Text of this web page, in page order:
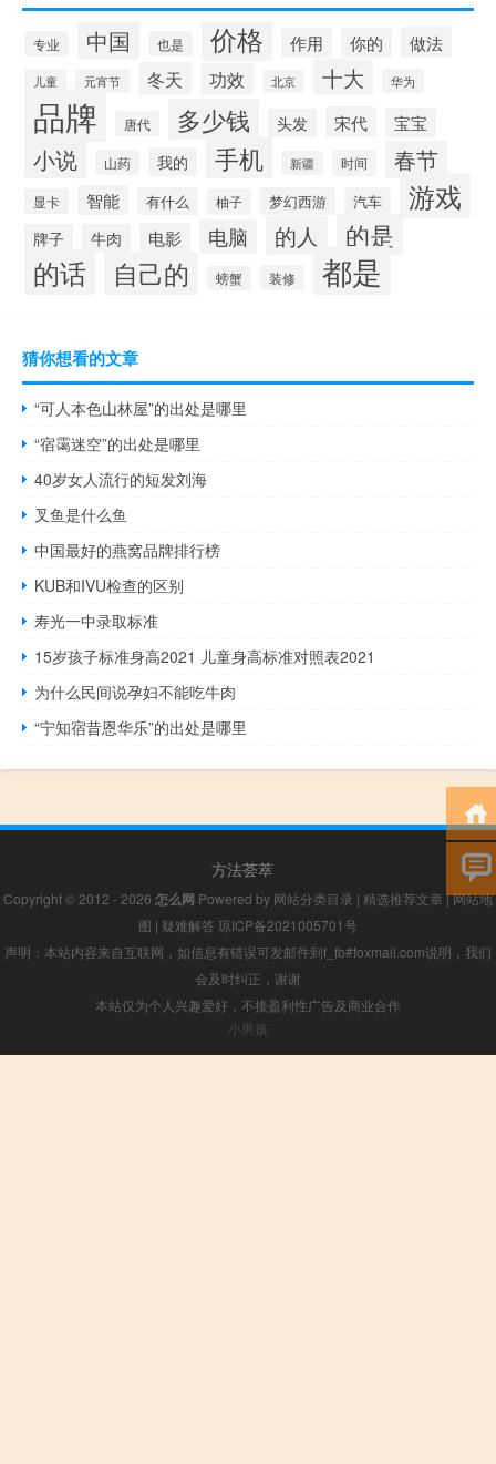
专业 中国 也是 价格 作用 你的 做法
儿童 元宵节 冬天 功效 北京 十大 华为
品牌 唐代 多少钱 头发 宋代 宝宝
小说 山药 我的 手机 新疆 时间 春节
显卡 智能 有什么 柚子 梦幻西游 汽车 游戏
牌子 牛肉 电影 电脑 的人 的是
的话 自己的 螃蟹 装修 都是
猜你想看的文章
“可人本色山林屋”的出处是哪里
“宿霭迷空”的出处是哪里
40岁女人流行的短发刘海
叉鱼是什么鱼
中国最好的燕窝品牌排行榜
KUB和IVU检查的区别
寿光一中录取标准
15岁孩子标准身高2021 儿童身高标准对照表2021
为什么民间说孕妇不能吃牛肉
“宁知宿昔恩华乐”的出处是哪里
方法荟萃
Copyright © 2012 - 2026 怎么网 Powered by 网站分类目录 | 精选推荐文章 |网站地
图 | 疑难解答 琼ICP备2021005701号
声明：本站内容来自互联网，如信息有错误可发邮件到f_fb#foxmail.com说明，我们
会及时纠正，谢谢
本站仅为个人兴趣爱好，不接盈利性广告及商业合作
小男孩